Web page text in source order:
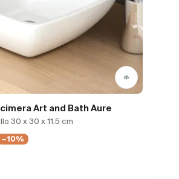
Art and Bath Aure
30 x 30 x 11.5 cm
−10%